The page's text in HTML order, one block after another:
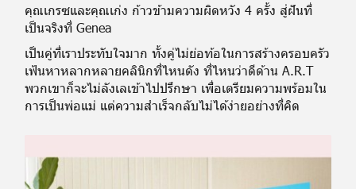
คุณเกรซและคุณเก่ง ก้าวข้ามความผิดหวัง 4 ครั้ง สู่ฝันที่
เป็นจริงที่ Genea
เป็นคู่ที่เราประทับใจมาก ทั้งคู่ไม่ย่อท้อในการสร้างครอบครัว
เฟ้นหาหลากหลายคลินิกที่ไหนดัง ที่ไหนว่าดีด้าน A.R.T
พวกเขาก็จะไม่ลังเลเข้าไปปรึกษา เพื่อเตรียมความพร้อมใน
การเป็นพ่อแม่ แต่ความสำเร็จกลับไม่ได้ง่ายอย่างที่คิด